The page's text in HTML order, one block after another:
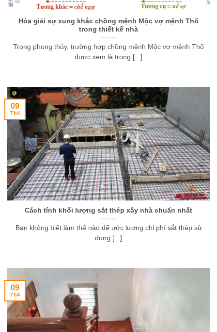
Hóa giải sự xung khắc chồng mệnh Mộc vợ mệnh Thổ
trong thiết kế nhà
Trong phong thủy, trường hợp chồng mệnh Mộc vợ mệnh Thổ
được xem là trong [...]
Cách tính khối lượng sắt thép xây nhà chuẩn nhất
Bạn không biết làm thế nào để ước lượng chi phí sắt thép sử
dụng [...]
09
Th4
09
Th4